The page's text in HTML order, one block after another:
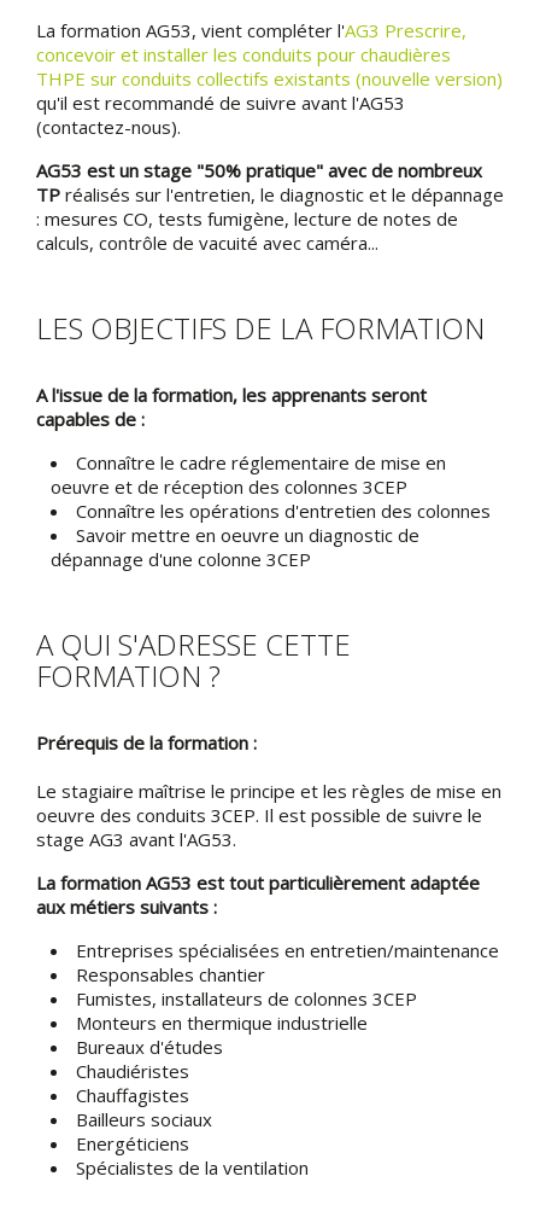
La formation AG53, vient compléter l'AG3 Prescrire,
concevoir et installer les conduits pour chaudières
THPE sur conduits collectifs existants (nouvelle version)
qu'il est recommandé de suivre avant l'AG53
(contactez-nous).
AG53 est un stage "50% pratique" avec de nombreux
TP réalisés sur l'entretien, le diagnostic et le dépannage
: mesures CO, tests fumigène, lecture de notes de
calculs, contrôle de vacuité avec caméra...
LES OBJECTIFS DE LA FORMATION
A l'issue de la formation, les apprenants seront
capables de :
Connaître le cadre réglementaire de mise en
oeuvre et de réception des colonnes 3CEP
Connaître les opérations d'entretien des colonnes
Savoir mettre en oeuvre un diagnostic de
dépannage d'une colonne 3CEP
A QUI S'ADRESSE CETTE
FORMATION ?
Prérequis de la formation :
Le stagiaire maîtrise le principe et les règles de mise en
oeuvre des conduits 3CEP. Il est possible de suivre le
stage AG3 avant l'AG53.
La formation AG53 est tout particulièrement adaptée
aux métiers suivants :
Entreprises spécialisées en entretien/maintenance
Responsables chantier
Fumistes, installateurs de colonnes 3CEP
Monteurs en thermique industrielle
Bureaux d'études
Chaudiéristes
Chauffagistes
Bailleurs sociaux
Energéticiens
Spécialistes de la ventilation